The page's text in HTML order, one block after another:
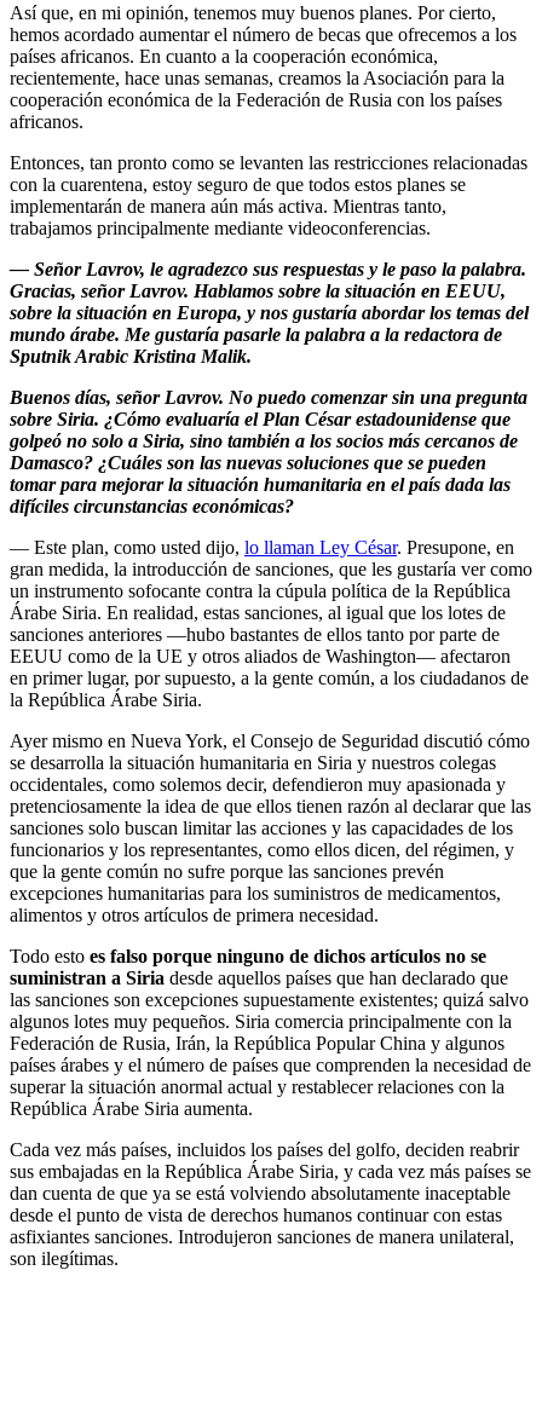
Así que, en mi opinión, tenemos muy buenos planes. Por cierto,
hemos acordado aumentar el número de becas que ofrecemos a los
países africanos. En cuanto a la cooperación económica,
recientemente, hace unas semanas, creamos la Asociación para la
cooperación económica de la Federación de Rusia con los países
africanos.
Entonces, tan pronto como se levanten las restricciones relacionadas
con la cuarentena, estoy seguro de que todos estos planes se
implementarán de manera aún más activa. Mientras tanto,
trabajamos principalmente mediante videoconferencias.
— Señor Lavrov, le agradezco sus respuestas y le paso la palabra.
Gracias, señor Lavrov. Hablamos sobre la situación en EEUU,
sobre la situación en Europa, y nos gustaría abordar los temas del
mundo árabe. Me gustaría pasarle la palabra a la redactora de
Sputnik Arabic Kristina Malik.
Buenos días, señor Lavrov. No puedo comenzar sin una pregunta
sobre Siria. ¿Cómo evaluaría el Plan César estadounidense que
golpeó no solo a Siria, sino también a los socios más cercanos de
Damasco? ¿Cuáles son las nuevas soluciones que se pueden
tomar para mejorar la situación humanitaria en el país dada las
difíciles circunstancias económicas?
— Este plan, como usted dijo, lo llaman Ley César. Presupone, en
gran medida, la introducción de sanciones, que les gustaría ver como
un instrumento sofocante contra la cúpula política de la República
Árabe Siria. En realidad, estas sanciones, al igual que los lotes de
sanciones anteriores —hubo bastantes de ellos tanto por parte de
EEUU como de la UE y otros aliados de Washington— afectaron
en primer lugar, por supuesto, a la gente común, a los ciudadanos de
la República Árabe Siria.
Ayer mismo en Nueva York, el Consejo de Seguridad discutió cómo
se desarrolla la situación humanitaria en Siria y nuestros colegas
occidentales, como solemos decir, defendieron muy apasionada y
pretenciosamente la idea de que ellos tienen razón al declarar que las
sanciones solo buscan limitar las acciones y las capacidades de los
funcionarios y los representantes, como ellos dicen, del régimen, y
que la gente común no sufre porque las sanciones prevén
excepciones humanitarias para los suministros de medicamentos,
alimentos y otros artículos de primera necesidad.
Todo esto es falso porque ninguno de dichos artículos no se
suministran a Siria desde aquellos países que han declarado que
las sanciones son excepciones supuestamente existentes; quizá salvo
algunos lotes muy pequeños. Siria comercia principalmente con la
Federación de Rusia, Irán, la República Popular China y algunos
países árabes y el número de países que comprenden la necesidad de
superar la situación anormal actual y restablecer relaciones con la
República Árabe Siria aumenta.
Cada vez más países, incluidos los países del golfo, deciden reabrir
sus embajadas en la República Árabe Siria, y cada vez más países se
dan cuenta de que ya se está volviendo absolutamente inaceptable
desde el punto de vista de derechos humanos continuar con estas
asfixiantes sanciones. Introdujeron sanciones de manera unilateral,
son ilegítimas.